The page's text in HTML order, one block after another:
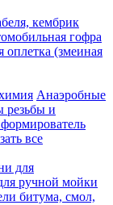
кембрик
гофра
оплетка (змеиная
Анаэробные
резьбы и
все
для
ручной мойки
битума, смол,